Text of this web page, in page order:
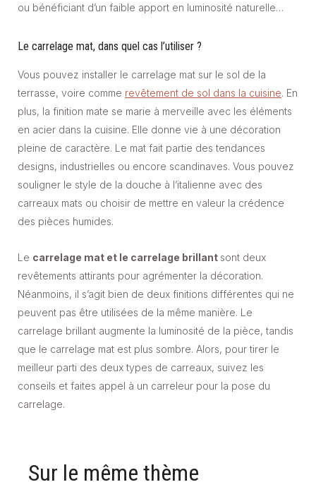
ou bénéficiant d’un faible apport en luminosité naturelle…
Le carrelage mat, dans quel cas l’utiliser ?
Vous pouvez installer le carrelage mat sur le sol de la
terrasse, voire comme revêtement de sol dans la cuisine. En
plus, la finition mate se marie à merveille avec les éléments
en acier dans la cuisine. Elle donne vie à une décoration
pleine de caractère. Le mat fait partie des tendances
designs, industrielles ou encore scandinaves. Vous pouvez
souligner le style de la douche à l’italienne avec des
carreaux mats ou choisir de mettre en valeur la crédence
des pièces humides.
Le carrelage mat et le carrelage brillant sont deux
revêtements attirants pour agrémenter la décoration.
Néanmoins, il s’agit bien de deux finitions différentes qui ne
peuvent pas être utilisées de la même manière. Le
carrelage brillant augmente la luminosité de la pièce, tandis
que le carrelage mat est plus sombre. Alors, pour tirer le
meilleur parti des deux types de carreaux, suivez les
conseils et faites appel à un carreleur pour la pose du
carrelage.
Sur le même thème